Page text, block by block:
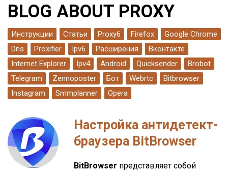
BLOG ABOUT PROXY
Инструкции Статьи Proxy6 Firefox
Google Chrome
Dns
Proxifier Ipv6 Расширения
Вконтакте
Internet Explorer
Ipv4 Android Quicksender
Brobot
Telegram
Zennoposter Бот Webrtc
Bitbrowser
Instagram
Smmplanner Opera
Настройка антидетект-
браузера BitBrowser
BitBrowser представляет собой